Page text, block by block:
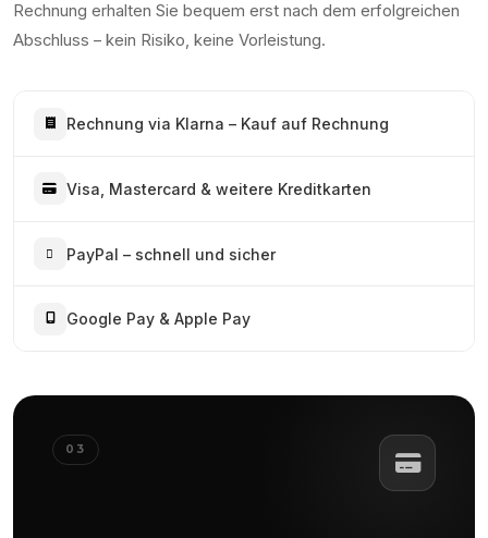
Rechnung erhalten Sie bequem erst nach dem erfolgreichen
Abschluss – kein Risiko, keine Vorleistung.
Rechnung via Klarna – Kauf auf Rechnung
Visa, Mastercard & weitere Kreditkarten
PayPal – schnell und sicher
Google Pay & Apple Pay
03